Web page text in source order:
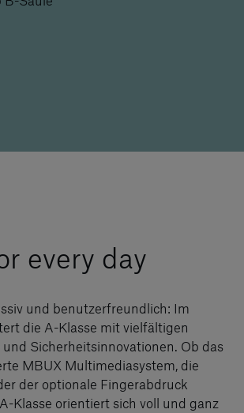
every day
und benutzerfreundlich: Im
die A-Klasse mit vielfältigen
Sicherheitsinnovationen. Ob das
MBUX Multimediasystem, die
der optionale Fingerabdruck
Klasse orientiert sich voll und ganz